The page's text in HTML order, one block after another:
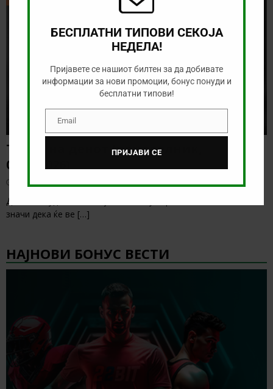
Тикет на денот (понеделник,
03.08.2026)
август 3, 2026
Денес понудата не е кој знае колку атрактивна, но тоа не
значи дека ќе ве […]
НАЈНОВИ БОНУС ВЕСТИ
БЕСПЛАТНИ ТИПОВИ СЕКОЈА
НЕДЕЛА!
Пријавете се нашиот билтен за да добивате
информации за нови промоции, бонус понуди и
бесплатни типови!
EmailEmail
ПРИЈАВИ СЕ